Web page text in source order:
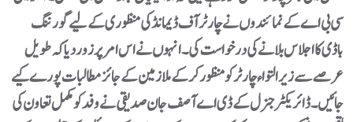
سی بی اے کے نمائندوں نے چارٹر آف ڈیمانڈ کی منظوری کے لیے گورننگ
باڈی کا اجلاس بلانے کی درخواست کی۔ انہوں نے اس امر پر زور دیا کہ طویل
عرصے سے زیر التواء چارٹر کو منظور کر کے ملازمین کے جائز مطالبات پورے کیے
جائیں۔ڈائریکٹر جنرل کے ڈی اے آصف جان صدیقی نے وفد کو مکمل تعاون کی